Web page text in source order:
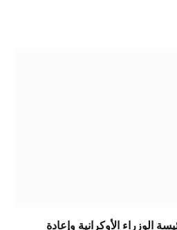
الوزراء الأوكرانية وإعادة